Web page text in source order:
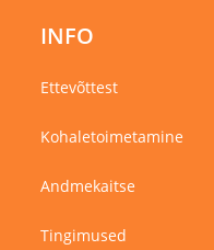
INFO
Ettevõttest
Kohaletoimetamine
Andmekaitse
Tingimused